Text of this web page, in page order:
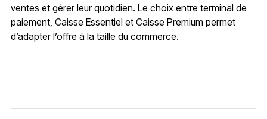
ventes et gérer leur quotidien. Le choix entre terminal de
paiement, Caisse Essentiel et Caisse Premium permet
d’adapter l’offre à la taille du commerce.